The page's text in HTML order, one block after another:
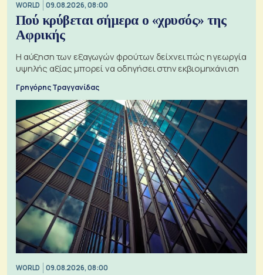
WORLD 09.08.2026, 08:00
Πού κρύβεται σήμερα ο «χρυσός» της
Αφρικής
Η αύξηση των εξαγωγών φρούτων δείχνει πώς η γεωργία
υψηλής αξίας μπορεί να οδηγήσει στην εκβιομηχάνιση
Γρηγόρης Τραγγανίδας
WORLD 09.08.2026, 08:00